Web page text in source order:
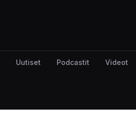
Uutiset Podcastit Videot